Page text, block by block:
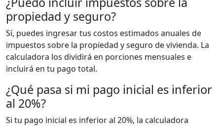
propiedad y seguro?
Sí, puedes ingresar tus costos estimados anuales de
impuestos sobre la propiedad y seguro de vivienda. La
calculadora los dividirá en porciones mensuales e
incluirá en tu pago total.
¿Qué pasa si mi pago inicial es inferior
al 20%?
Si tu pago inicial es inferior al 20%, la calculadora